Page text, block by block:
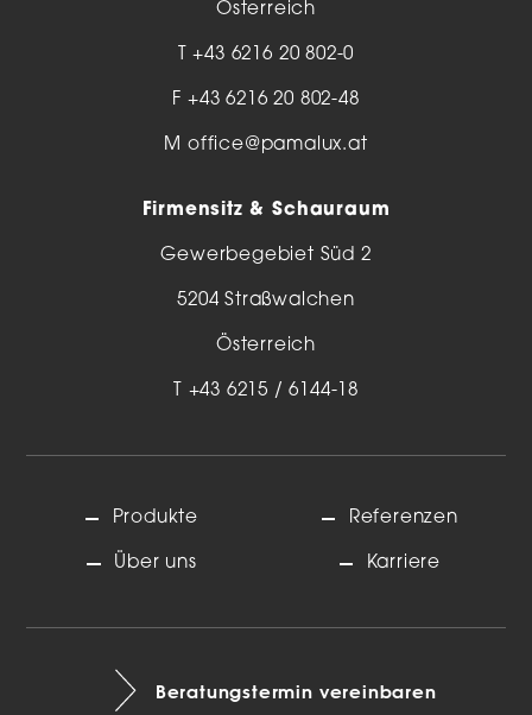
Österreich
T+43 6216 20 802-0
F +43 6216 20 802-48
M office@pamalux.at
Firmensitz & Schauraum
Gewerbegebiet Süd 2
5204 Straßwalchen
Österreich
T +43 6215 / 6144-18
Produkte
Über uns
Referenzen
Karriere
Beratungstermin vereinbaren